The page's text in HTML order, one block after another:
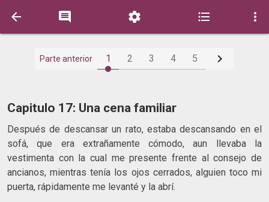
    
Parte anterior 1 2 3 4 5 
Capitulo 17: Una cena familiar
Después de descansar un rato, estaba descansando en el
sofá, que era extrañamente cómodo, aun llevaba la
vestimenta con la cual me presente frente al consejo de
ancianos, mientras tenía los ojos cerrados, alguien toco mi
puerta, rápidamente me levanté y la abrí.